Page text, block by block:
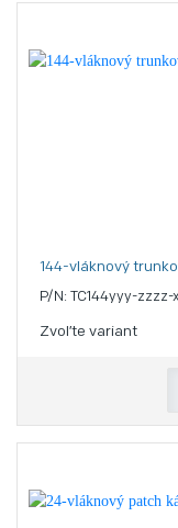
144-vláknový
P/N: TC144yyy-zzzz-
Zvoľte variant